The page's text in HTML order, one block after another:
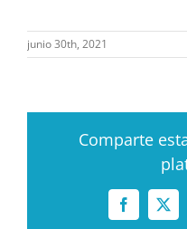
junio 30th, 2021
Comparte
Facebook
X